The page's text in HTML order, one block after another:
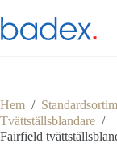
till
innehåll
Hem /
Tvättställsblandare /
Fairfield